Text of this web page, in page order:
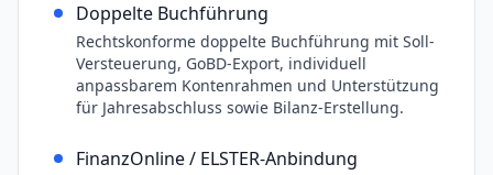
Doppelte Buchführung
Rechtskonforme doppelte Buchführung mit Soll-
Versteuerung, GoBD-Export, individuell
anpassbarem Kontenrahmen und Unterstützung
für Jahresabschluss sowie Bilanz-Erstellung.
FinanzOnline / ELSTER-Anbindung